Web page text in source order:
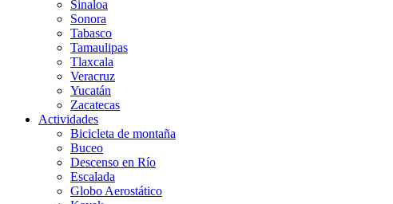
Sinaloa
Sonora
Tabasco
Tamaulipas
Tlaxcala
Veracruz
Yucatán
Zacatecas
Actividades
Bicicleta de montaña
Buceo
Descenso en Río
Escalada
Globo Aerostático